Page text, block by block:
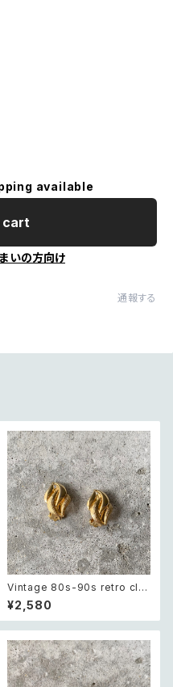
available
cart
いの方向け
通報する
Vintage 80s-90s retro cla
ssical textured design ear
ring レトロ ヴィンテージ アクセ
サリー ゴールド クラシカル テク
¥2,580